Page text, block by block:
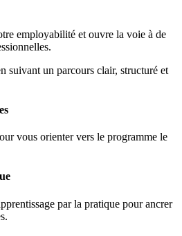
employabilité et ouvre la voie à de
suivant un parcours clair, structuré et
vous orienter vers le programme le
par la pratique pour ancrer